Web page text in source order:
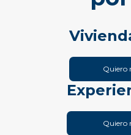
Quiero
Quiero